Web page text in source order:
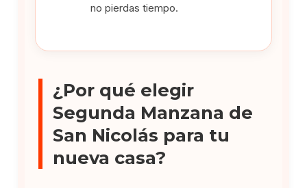
no pierdas tiempo.
¿Por qué elegir
Segunda Manzana de
San Nicolás para tu
nueva casa?